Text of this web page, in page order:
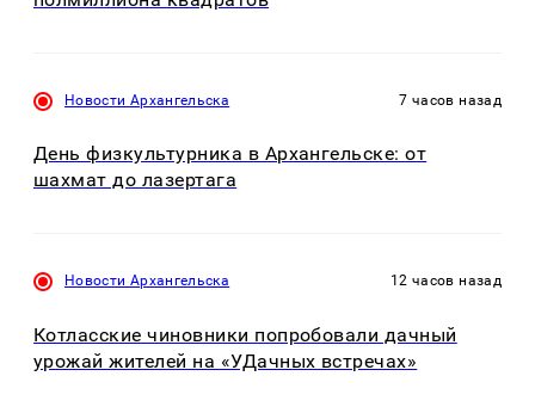
Новости Архангельска 7 часов назад
День физкультурника в Архангельске: от
шахмат до лазертага
Новости Архангельска 12 часов назад
Котласские чиновники попробовали дачный
урожай жителей на «УДачных встречах»